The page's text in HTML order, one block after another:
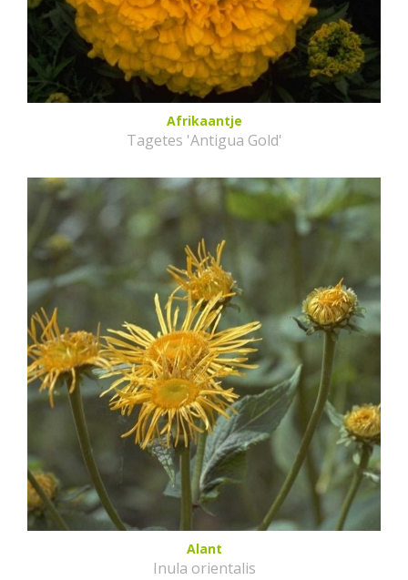
Afrikaantje
Tagetes 'Antigua Gold'
Alant
Inula orientalis